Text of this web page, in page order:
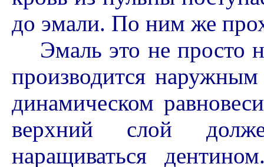
до эмали. По ним же
Эмаль это не просто
производится
динамическом
верхний слой
наращиваться